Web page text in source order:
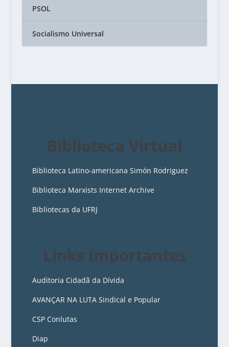
PSOL
Socialismo Universal
Biblioteca Virtual
Biblioteca Latino-americana Simón Rodriguez
Biblioteca Marxists Internet Archive
Bibliotecas da UFRJ
Links Importantes
Auditoria Cidadã da Dívida
AVANÇAR NA LUTA Sindical e Popular
CSP Conlutas
Diap